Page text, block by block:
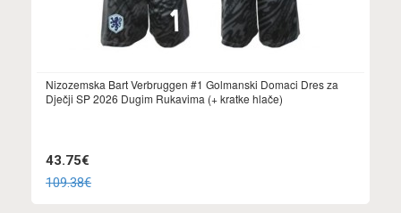
Nizozemska Bart Verbruggen #1 Golmanski Domaci Dres za
Dječji SP 2026 Dugim Rukavima (+ kratke hlače)
43.75€
109.38€